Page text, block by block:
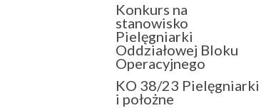
Konkurs na
stanowisko
Pielęgniarki
Oddziałowej Bloku
Operacyjnego
KO 38/23 Pielęgniarki
i położne